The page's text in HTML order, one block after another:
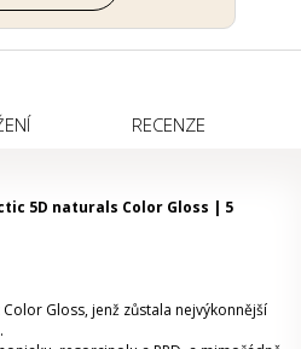
RECENZE
5D naturals Color Gloss | 5
Gloss, jenž zůstala nejvýkonnější